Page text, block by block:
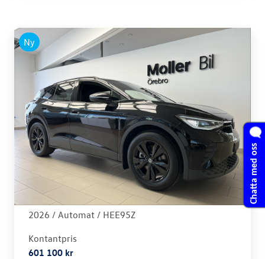
Ny
Volkswagen - ID.4
PRO 210 KW/286 HK 77 KWH BATTERI, 1-VXL
2026 / Automat / HEE95Z
Kontantpris
601 100 kr
Chatta med oss